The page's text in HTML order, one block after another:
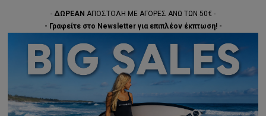
- ΔΩΡΕΑΝ ΑΠΟΣΤΟΛΗ ΜΕ ΑΓΟΡΕΣ ΑΝΩ ΤΩΝ 50€ -
- Γραφείτε στο Newsletter για επιπλέον έκπτωση! -